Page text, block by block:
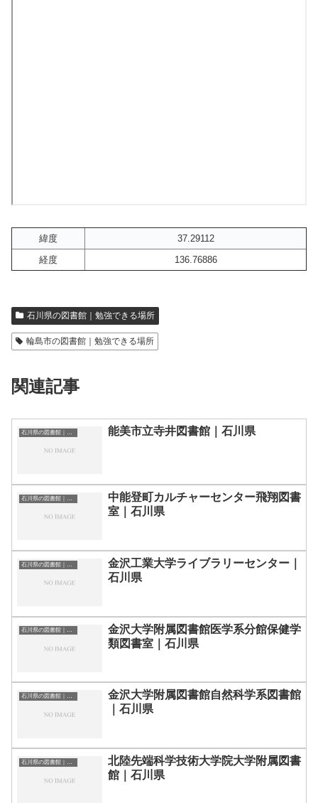
緯度
37.29112
経度
136.76886
石川県の図書館｜勉強できる場所
輪島市の図書館｜勉強できる場所
関連記事
能美市立寺井図書館｜石川県
中能登町カルチャーセンター飛翔図書
室｜石川県
金沢工業大学ライブラリーセンター｜
石川県
石川県の図書館｜勉強できる場所
金沢大学附属図書館医学系分館保健学
類図書室｜石川県
石川県の図書館｜勉強できる場所
金沢大学附属図書館自然科学系図書館
｜石川県
石川県の図書館｜勉強できる場所
北陸先端科学技術大学院大学附属図書
館｜石川県